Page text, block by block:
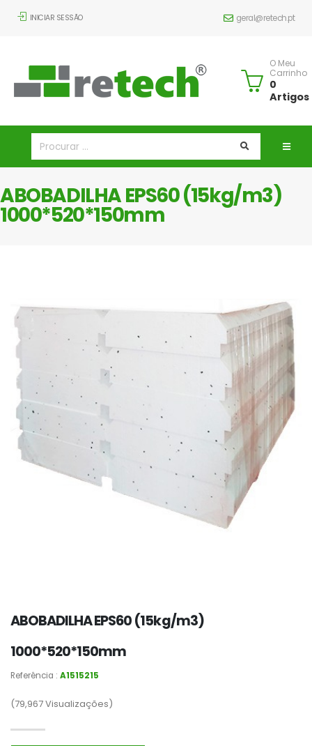
INICIAR SESSÃO geral@retech.pt
O Meu
Carrinho
0
Artigos
ABOBADILHA EPS60 (15kg/m3)
1000*520*150mm
ABOBADILHA EPS60 (15kg/m3)
1000*520*150mm
Referência : A1515215
(79,967Visualizações)